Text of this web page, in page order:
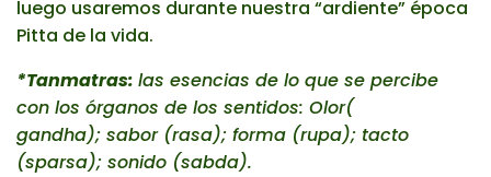
luego usaremos durante nuestra “ardiente” época
Pitta de la vida.
*Tanmatras: las esencias de lo que se percibe
con los órganos de los sentidos: Olor(
gandha); sabor (rasa); forma (rupa); tacto
(sparsa); sonido (sabda).